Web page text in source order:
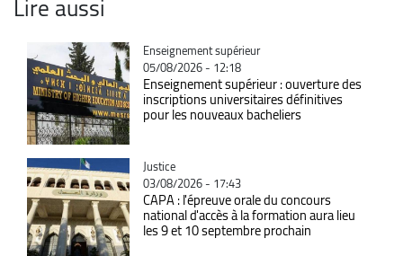
Catégorie
Enseignement supérieur
05/08/2026 - 12:18
Enseignement supérieur : ouverture des
inscriptions universitaires définitives
pour les nouveaux bacheliers
Catégorie
Justice
03/08/2026 - 17:43
CAPA : l'épreuve orale du concours
national d'accès à la formation aura lieu
les 9 et 10 septembre prochain